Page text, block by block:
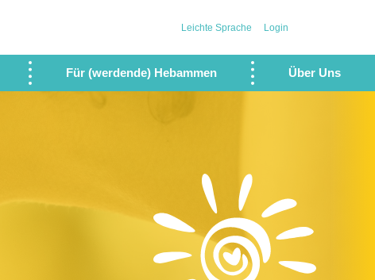
Für (werdende) Hebammen Über Uns
Leichte Sprache Login